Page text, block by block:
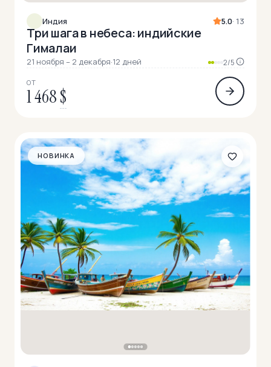
Индия 5.0· 13
Три шага в небеса: индийские
Гималаи
21 ноября – 2 декабря·12 дней 2/5
ОТ
1 468$
НОВИНКА